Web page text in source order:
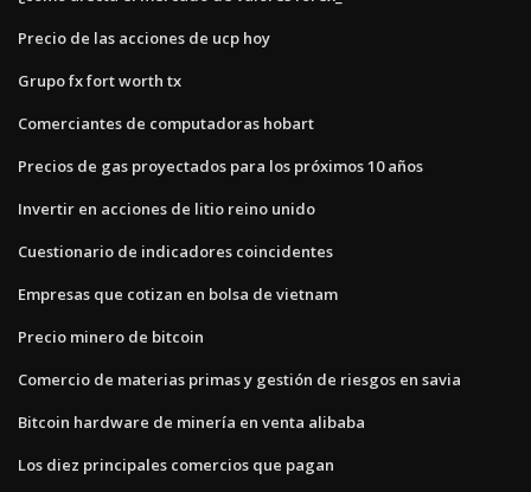
Precio de las acciones de ucp hoy
Grupo fx fort worth tx
Comerciantes de computadoras hobart
Precios de gas proyectados para los próximos 10 años
Invertir en acciones de litio reino unido
Cuestionario de indicadores coincidentes
Empresas que cotizan en bolsa de vietnam
Precio minero de bitcoin
Comercio de materias primas y gestión de riesgos en savia
Bitcoin hardware de minería en venta alibaba
Los diez principales comercios que pagan